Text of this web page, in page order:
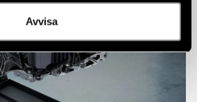
Avvisa